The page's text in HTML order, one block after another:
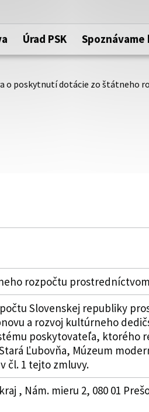
kraja.
https://
Úrad PSK Spoznávame
o poskytnutí dotácie zo štátneho
rozpočtu
Slovenskej republiky
a rozvoj kultúrneho
poskytovateľa, ktorého
Ľubovňa, Múzeum
čl. 1 tejto zmluvy.
, Nám. mieru 2, 080 01